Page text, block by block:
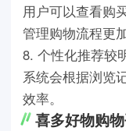
用户可以查看购
管理购物流程更
8. 个性化推荐较
系统会根据浏览
效率。
喜多好物购